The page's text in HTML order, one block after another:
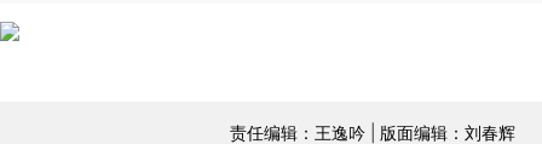
责任编辑：王逸吟 | 版面编辑：刘春辉